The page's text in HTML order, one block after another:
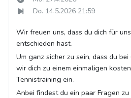
Do. 14.5.2026 21:59
Wir freuen uns, dass du dich für
entschieden hast.
Um ganz sicher zu sein, dass du
wir dich zu einem einmaligen
Tennistraining ein.
Anbei findest du ein paar Fragen